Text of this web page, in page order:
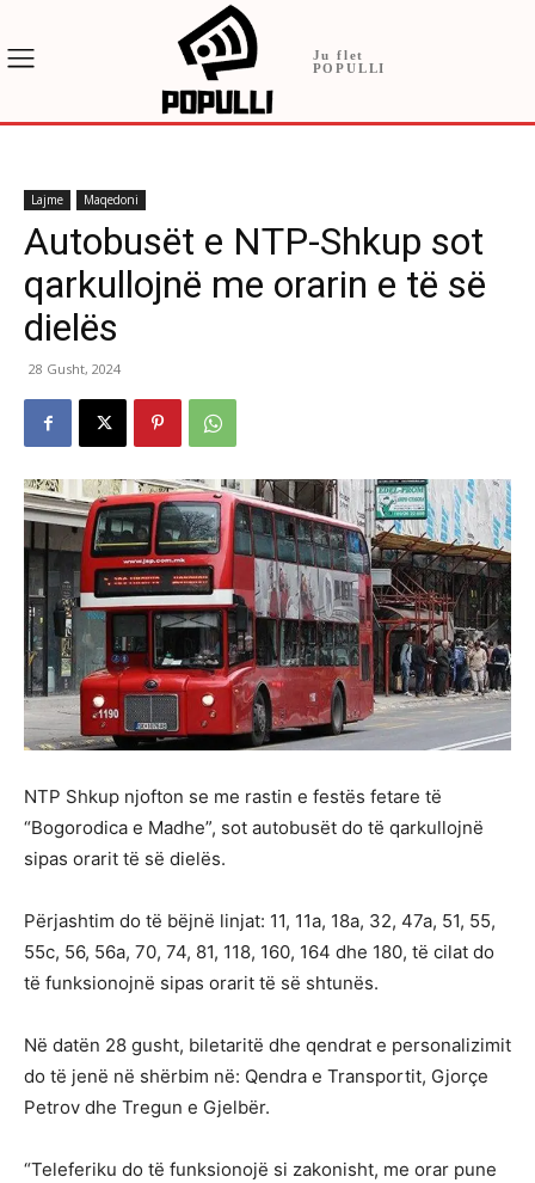
Ju flet
POPULLI
Lajme Maqedoni
Autobusët e NTP-Shkup sot
qarkullojnë me orarin e të së
dielës
28 Gusht, 2024
NTP Shkup njofton se me rastin e festës fetare të
“Bogorodica e Madhe”, sot autobusët do të qarkullojnë
sipas orarit të së dielës.
Përjashtim do të bëjnë linjat: 11, 11a, 18a, 32, 47a, 51, 55,
55c, 56, 56a, 70, 74, 81, 118, 160, 164 dhe 180, të cilat do
të funksionojnë sipas orarit të së shtunës.
Në datën 28 ​​gusht, biletaritë dhe qendrat e personalizimit
do të jenë në shërbim në: Qendra e Transportit, Gjorçe
Petrov dhe Tregun e Gjelbër.
“Teleferiku do të funksionojë si zakonisht, me orar pune